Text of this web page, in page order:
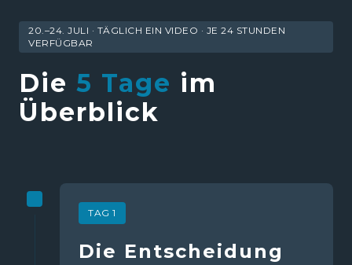
20.–24. JULI · TÄGLICH EIN VIDEO · JE 24 STUNDEN
VERFÜGBAR
Die 5 Tage im
Überblick
TAG 1
Die Entscheidung